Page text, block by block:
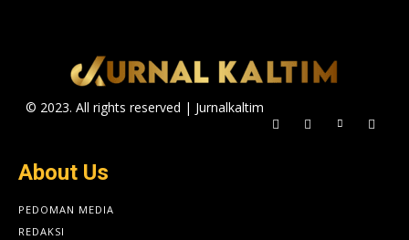
© 2023. All rights reserved | Jurnalkaltim
About Us
PEDOMAN MEDIA
REDAKSI